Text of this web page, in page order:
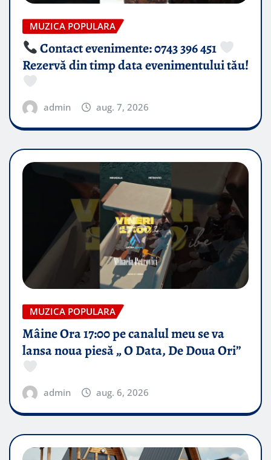
MUZICA POPULARA
Contact evenimente: 0743 396 451
Rezervă din timp data evenimentului tău!
admin aug. 7, 2026
MUZICA POPULARA
Mâine Ora 17:00 pe canalul meu se va
lansa noua piesă „ O Data, De Doua Ori”
admin aug. 6, 2026